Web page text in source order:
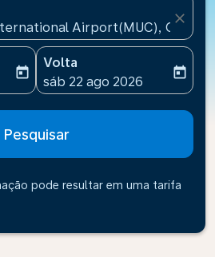
Airport(MUC),
close
date-aria-label
today
Volta
fc-booking-return-date-
sáb 22 ago 2026
today
Pesquisar
pode resultar em uma tarifa